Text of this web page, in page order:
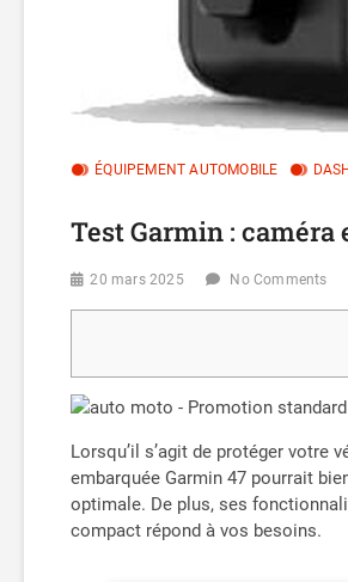
ÉQUIPEMENT AUTOMOBILE
Test Garmin : caméra
20 mars 2025 No Comments
Lorsqu’il s’agit de protéger votre
embarquée Garmin 47 pourrait
optimale. De plus, ses
compact répond à vos besoins.